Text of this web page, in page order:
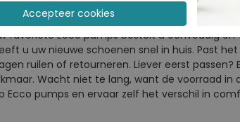
pumps sale online bestellen
favoriete Ecco pumps bestelt u eenvoudig en
u uw nieuwe schoenen snel in huis. Past
ruilen of retourneren. Liever eerst
Wacht niet te lang, want de voorraad in
Ecco pumps en ervaar zelf het verschil in